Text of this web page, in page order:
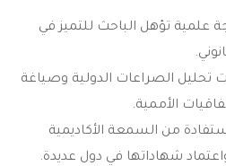
علمية تؤهل الباحث للتميز في
تحليل الصراعات الدولية وصياغة
الأممية.
من السمعة الأكاديمية
شهاداتها في دول عديدة.